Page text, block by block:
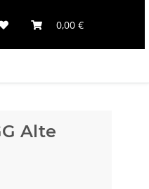
0,00 €
Alte